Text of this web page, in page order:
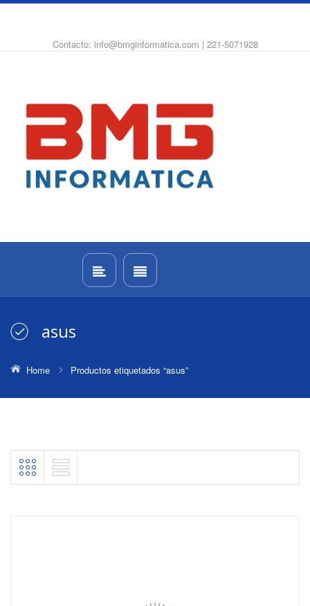
Contacto: info@bmginformatica.com | 221-5071928
asus
Home Productos etiquetados “asus”